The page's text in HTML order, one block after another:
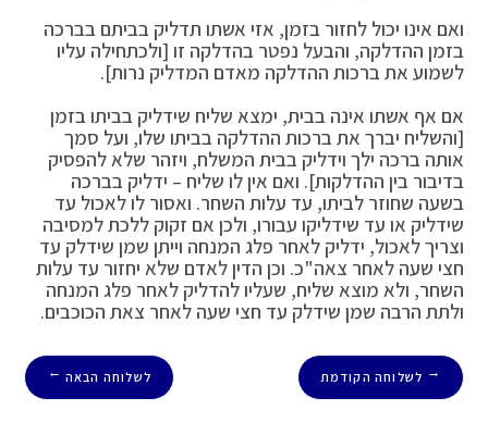
ואם אינו יכול לחזור בזמן, אזי אשתו תדליק בביתם בברכה
בזמן ההדלקה, והבעל נפטר בהדלקה זו [ולכתחילה עליו
לשמוע את ברכות ההדלקה מאדם המדליק נרות].
אם אף אשתו אינה בבית, ימצא שליח שידליק בביתו בזמן
[והשליח יברך את ברכות ההדלקה בביתו שלו, ועל סמך
אותה ברכה ילך וידליק בבית המשלח, ויזהר שלא להפסיק
בדיבור בין ההדלקות]. ואם אין לו שליח – ידליק בברכה
בשעה שחוזר לביתו, עד עלות השחר. ואסור לו לאכול עד
שידליק או עד שידליקו עבורו, ולכן אם זקוק ללכת למסיבה
וצריך לאכול, ידליק לאחר פלג המנחה וייתן שמן שידלק עד
חצי שעה לאחר צאה"כ. וכן הדין לאדם שלא יחזור עד עלות
השחר, ולא מוצא שליח, שעליו להדליק לאחר פלג המנחה
ולתת הרבה שמן שידלק עד חצי שעה לאחר צאת הכוכבים.
← לשלוחה הקודמת לשלוחה הבאה →